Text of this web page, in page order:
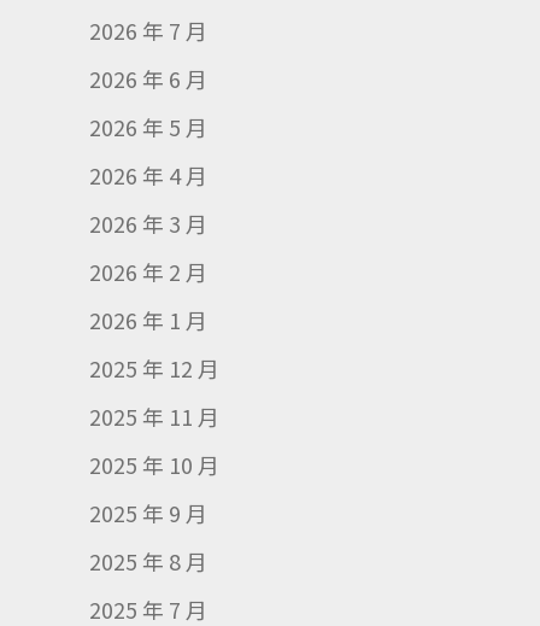
2026 年 7 月
2026 年 6 月
2026 年 5 月
2026 年 4 月
2026 年 3 月
2026 年 2 月
2026 年 1 月
2025 年 12 月
2025 年 11 月
2025 年 10 月
2025 年 9 月
2025 年 8 月
2025 年 7 月